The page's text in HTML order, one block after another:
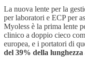
La nuova lente per la
per laboratori e ECP per
Myoless è la prima lente
clinico a doppio cieco
europea, e i portatori di
del 39% della lunghezza